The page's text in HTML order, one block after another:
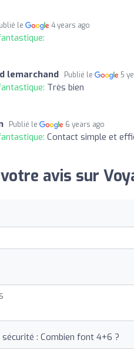
le 4 years ago
lemarchand Publié le 5
Très bien
Publié le 6 years ago
Contact simple et
avis sur
sécurité : Combien font 4+6 ?